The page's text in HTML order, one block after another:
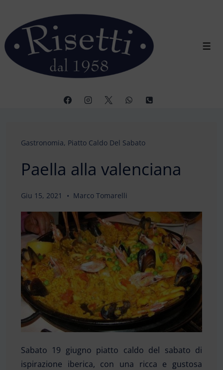
contenuto
principale
Gastronomia, Piatto Caldo Del Sabato
Paella alla valenciana
Giu 15, 2021 Marco Tomarelli
Sabato 19 giugno piatto caldo del sabato di
ispirazione iberica, con una ricca e gustosa